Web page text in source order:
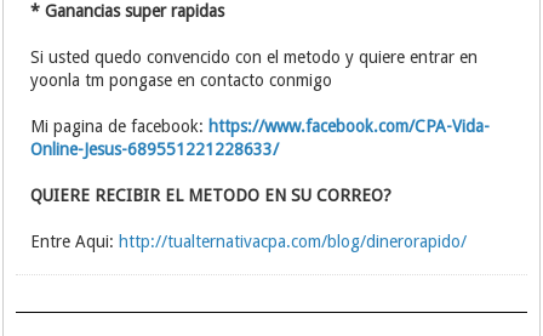
* Ganancias super rapidas
Si usted quedo convencido con el metodo y quiere entrar en
yoonla tm pongase en contacto conmigo
Mi pagina de facebook: https://www.facebook.com/CPA-Vida-
Online-Jesus-689551221228633/
QUIERE RECIBIR EL METODO EN SU CORREO?
Entre Aqui: http://tualternativacpa.com/blog/dinerorapido/